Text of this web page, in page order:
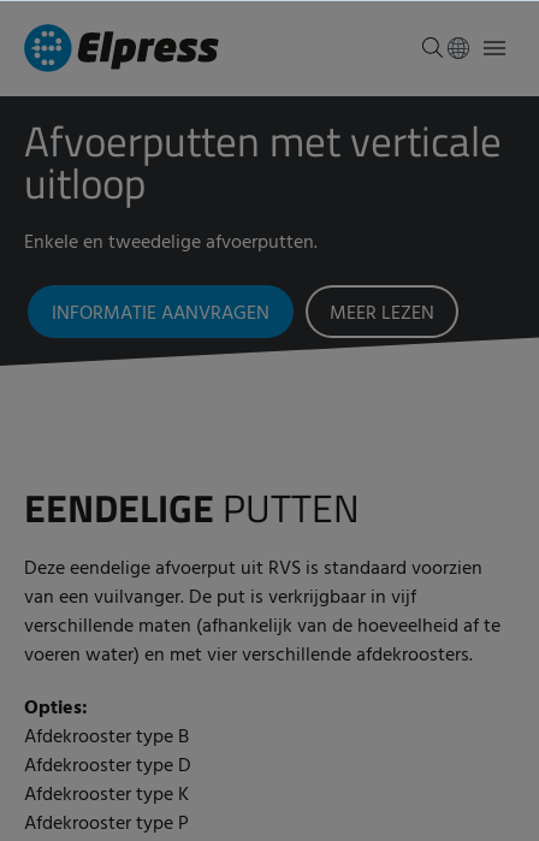
Afvoerputten met verticale
uitloop
Enkele en tweedelige afvoerputten.
INFORMATIE AANVRAGEN MEER LEZEN
EENDELIGE PUTTEN
Deze eendelige afvoerput uit RVS is standaard voorzien
van een vuilvanger. De put is verkrijgbaar in vijf
verschillende maten (afhankelijk van de hoeveelheid af te
voeren water) en met vier verschillende afdekroosters.
Opties:
Afdekrooster type B
Afdekrooster type D
Afdekrooster type K
Afdekrooster type P